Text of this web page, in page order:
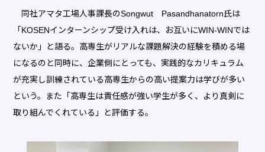
同社アマタ工場人事課長のSongwut Pasandhanatorn氏は
「KOSENインターンシップ受け入れは、お互いにWIN-WINでは
ないか」と語る。高専生がリアルな課題解決の経験を積める場
になるのと同時に、企業側にとっても、実践的なカリキュラム
が充実し訓練されている高専生からの高い提案力は学びが多い
という。また「高専生は責任感が強い学生が多く、より真剣に
取り組んでくれている」と評価する。